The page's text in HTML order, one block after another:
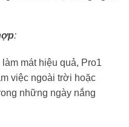
:
mát hiệu quả, Pro1
việc ngoài trời hoặc
những ngày nắng